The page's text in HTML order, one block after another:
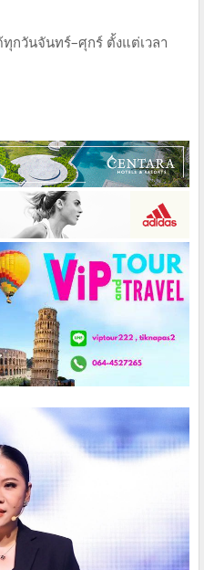
กวันจันทร์–ศุกร์ ตั้งแต่เวลา